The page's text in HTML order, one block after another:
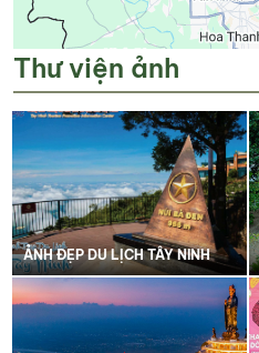
Thư viện ảnh
ẢNH ĐẸP DU LỊCH TÂY NINH